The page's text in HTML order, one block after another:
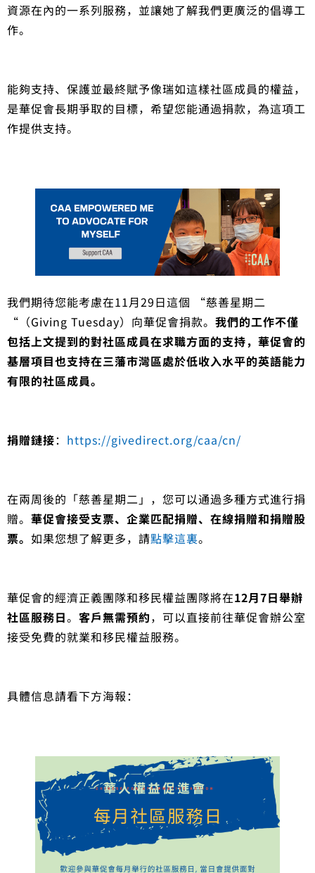
資源在內的一系列服務，並讓她了解我們更廣泛的倡導工
作。
能夠支持、保護並最終賦予像瑞如這樣社區成員的權益，
是華促會長期爭取的目標，希望您能通過捐款，為這項工
作提供支持。
我們期待您能考慮在11月29日這個 “慈善星期二
“（Giving Tuesday）向華促會捐款。 我們的工作不僅
包括上文提到的對社區成員在求職方面的支持，華促會的
基層項目也支持在三藩市灣區處於低收入水平的英語能力
有限的社區成員。
捐贈鏈接： https://givedirect.org/caa/cn/
在兩周後的「慈善星期二」，您可以通過多種方式進行捐
贈。 華促會接受支票、企業匹配捐贈、在線捐贈和捐贈股
票。 如果您想了解更多，請點擊這裏。
華促會的經濟正義團隊和移民權益團隊將在12月7日舉辦
社區服務日。 客戶無需預約，可以直接前往華促會辦公室
接受免費的就業和移民權益服務。
具體信息請看下方海報：